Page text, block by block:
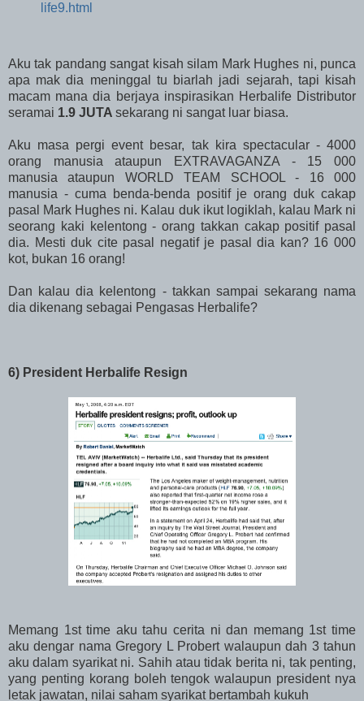
life9.html
Aku tak pandang sangat kisah silam Mark Hughes ni, punca
apa mak dia meninggal tu biarlah jadi sejarah, tapi kisah
macam mana dia berjaya inspirasikan Herbalife Distributor
seramai 1.9 JUTA sekarang ni sangat luar biasa.
Aku masa pergi event besar, tak kira spectacular - 4000
orang manusia ataupun EXTRAVAGANZA - 15 000
manusia ataupun WORLD TEAM SCHOOL - 16 000
manusia - cuma benda-benda positif je orang duk cakap
pasal Mark Hughes ni. Kalau duk ikut logiklah, kalau Mark ni
seorang kaki kelentong - orang takkan cakap positif pasal
dia. Mesti duk cite pasal negatif je pasal dia kan? 16 000
kot, bukan 16 orang!
Dan kalau dia kelentong - takkan sampai sekarang nama
dia dikenang sebagai Pengasas Herbalife?
6) President Herbalife Resign
Memang 1st time aku tahu cerita ni dan memang 1st time
aku dengar nama Gregory L Probert walaupun dah 3 tahun
aku dalam syarikat ni. Sahih atau tidak berita ni, tak penting,
yang penting korang boleh tengok walaupun president nya
letak jawatan, nilai saham syarikat bertambah kukuh